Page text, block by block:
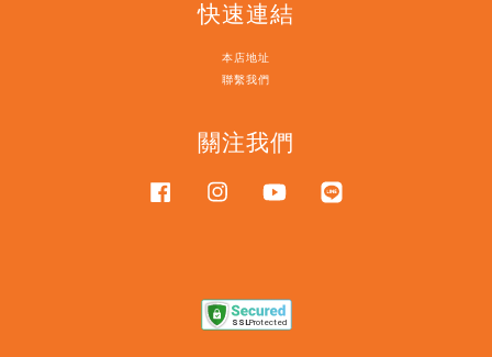
快速連結
本店地址
聯繫我們
關注我們
Facebook Instagram YouTube